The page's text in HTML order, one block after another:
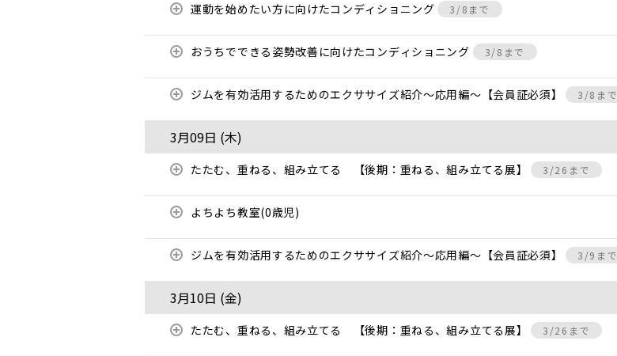
運動を始めたい方に向けたコンディショニング 3/8まで
おうちでできる姿勢改善に向けたコンディショニング 3/8まで
ジムを有効活用するためのエクササイズ紹介〜応用編〜【会員証必須】 3/8まで
3月09日 (木)
たたむ、重ねる、組み立てる 【後期：重ねる、組み立てる展】 3/26まで
よちよち教室(0歳児)
ジムを有効活用するためのエクササイズ紹介〜応用編〜【会員証必須】 3/9まで
3月10日 (金)
たたむ、重ねる、組み立てる 【後期：重ねる、組み立てる展】 3/26まで